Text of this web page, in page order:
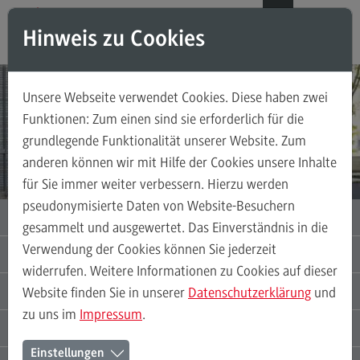
Direkt zum Inhalt
Direkt zum Hauptmenu
Direkt zum Footer
Modul-O-Mat
Masterstudiengänge
Accounting, Controlling, Taxation
Accounting, Controlling, Taxation
Modulangebot
Berufsperspektiven
Kontakt
Advanced Practice in Healthcare
Advanced Practice in Healthcare
Rahmenbedingungen
PASSGENAU UND VIELFÄLTIG STUDIEREN
Der Duale Master der DHBW
Jetzt informieren!
MASTER-STUDIENGÄNGE
ZERTIFIKATE UND SEMINARE
ARBEITGEBER / DUALE PARTNER
Hinweis zu Cookies
Unsere Webseite verwendet Cookies. Diese haben zwei
Funktionen: Zum einen sind sie erforderlich für die
grundlegende Funktionalität unserer Website. Zum
anderen können wir mit Hilfe der Cookies unsere Inhalte
für Sie immer weiter verbessern. Hierzu werden
pseudonymisierte Daten von Website-Besuchern
gesammelt und ausgewertet. Das Einverständnis in die
Verwendung der Cookies können Sie jederzeit
widerrufen. Weitere Informationen zu Cookies auf dieser
Website finden Sie in unserer Datenschutzerklärung und
zu uns im Impressum.
Einstellungen